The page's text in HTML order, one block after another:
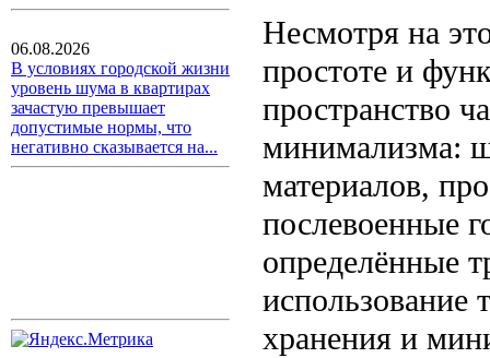
06.08.2026
В условиях городской жизни
уровень шума в квартирах
зачастую превышает
допустимые нормы, что
негативно сказывается на...
Несмотря на
простоте и
пространство
минимализма:
материалов,
послевоенные
определённые
использование
хранения и